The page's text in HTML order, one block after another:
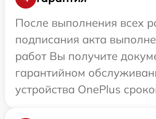
После выполнения всех
подписания акта
работ Вы получите
гарантийном
устройства OnePlus